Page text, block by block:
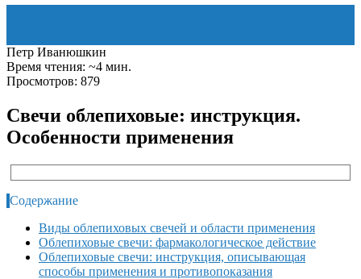
Петр Иванюшкин
Время чтения: ~4 мин.
Просмотров: 879
Свечи облепиховые: инструкция.
Особенности применения
Содержание
Виды облепиховых свечей и области применения
Облепиховые свечи: фармакологическое действие
Облепиховые свечи: инструкция, описывающая
способы применения и противопоказания